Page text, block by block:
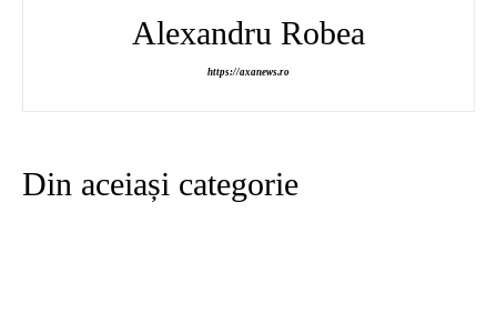
Alexandru Robea
https://axanews.ro
Din aceiași categorie